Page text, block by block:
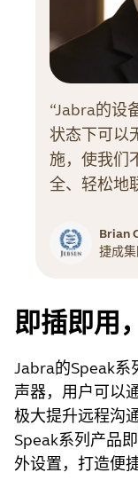
“Jabra的设
状态下可以
施，使我们
全、轻松地
Brian
捷成
即插即用
Jabra的Speak系
声器，用户可以
极大提升远程沟
Speak系列产品
外设置，打造便